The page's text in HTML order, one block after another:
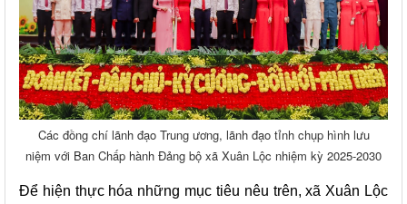
Các đồng chí lãnh đạo Trung ương, lãnh đạo tỉnh chụp hình lưu
niệm với Ban Chấp hành Đảng bộ xã Xuân Lộc nhiệm kỳ 2025-2030
Để hiện thực hóa những mục tiêu nêu trên, xã Xuân Lộc